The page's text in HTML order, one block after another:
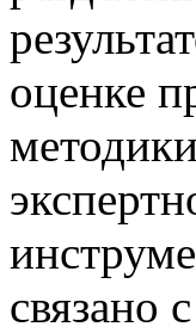
оценке
связано